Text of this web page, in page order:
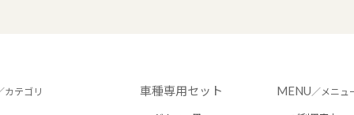
カテゴリ 車種専用セット MENU／メニュ